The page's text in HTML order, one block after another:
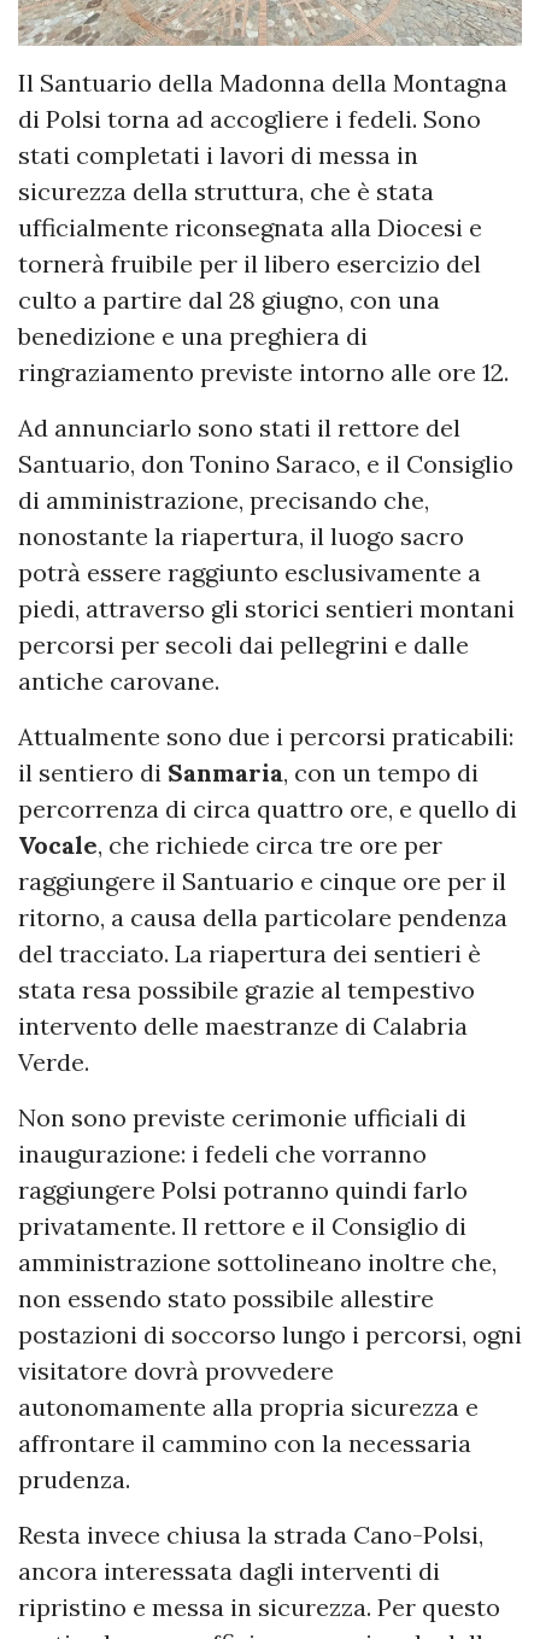
Il Santuario della Madonna della Montagna
di Polsi torna ad accogliere i fedeli. Sono
stati completati i lavori di messa in
sicurezza della struttura, che è stata
ufficialmente riconsegnata alla Diocesi e
tornerà fruibile per il libero esercizio del
culto a partire dal 28 giugno, con una
benedizione e una preghiera di
ringraziamento previste intorno alle ore 12.
Ad annunciarlo sono stati il rettore del
Santuario, don Tonino Saraco, e il Consiglio
di amministrazione, precisando che,
nonostante la riapertura, il luogo sacro
potrà essere raggiunto esclusivamente a
piedi, attraverso gli storici sentieri montani
percorsi per secoli dai pellegrini e dalle
antiche carovane.
Attualmente sono due i percorsi praticabili:
il sentiero di Sanmaria, con un tempo di
percorrenza di circa quattro ore, e quello di
Vocale, che richiede circa tre ore per
raggiungere il Santuario e cinque ore per il
ritorno, a causa della particolare pendenza
del tracciato. La riapertura dei sentieri è
stata resa possibile grazie al tempestivo
intervento delle maestranze di Calabria
Verde.
Non sono previste cerimonie ufficiali di
inaugurazione: i fedeli che vorranno
raggiungere Polsi potranno quindi farlo
privatamente. Il rettore e il Consiglio di
amministrazione sottolineano inoltre che,
non essendo stato possibile allestire
postazioni di soccorso lungo i percorsi, ogni
visitatore dovrà provvedere
autonomamente alla propria sicurezza e
affrontare il cammino con la necessaria
prudenza.
Resta invece chiusa la strada Cano-Polsi,
ancora interessata dagli interventi di
ripristino e messa in sicurezza. Per questo